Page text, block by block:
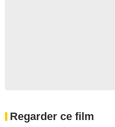
Regarder ce film